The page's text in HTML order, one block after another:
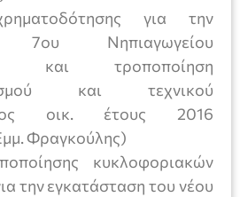
για την
7ου Νηπιαγωγείου
και τροποποίηση
και τεχνικού
οικ. έτους 2016
Φραγκούλης)
κυκλοφοριακών
την εγκατάσταση του νέου